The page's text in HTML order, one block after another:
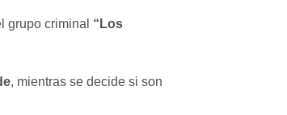
grupo criminal “Los
, mientras se decide si son